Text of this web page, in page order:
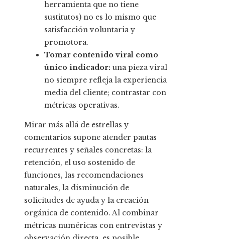
herramienta que no tiene
sustitutos) no es lo mismo que
satisfacción voluntaria y
promotora.
Tomar contenido viral como
único indicador: una pieza viral
no siempre refleja la experiencia
media del cliente; contrastar con
métricas operativas.
Mirar más allá de estrellas y
comentarios supone atender pautas
recurrentes y señales concretas: la
retención, el uso sostenido de
funciones, las recomendaciones
naturales, la disminución de
solicitudes de ayuda y la creación
orgánica de contenido. Al combinar
métricas numéricas con entrevistas y